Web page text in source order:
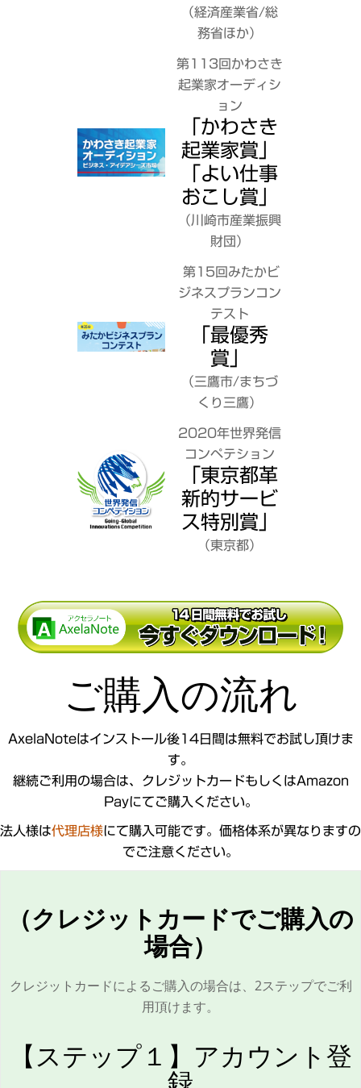
（経済産業省/総
務省ほか）
第113回かわさき
起業家オーディシ
ョン
「かわさき
起業家賞」
「よい仕事
おこし賞」
（川崎市産業振興
財団）
第15回みたかビ
ジネスプランコン
テスト
「最優秀
賞」
（三鷹市/まちづ
くり三鷹）
2020年世界発信
コンペテション
「東京都革
新的サービ
ス特別賞」
（東京都）
ご購入の流れ
AxelaNoteはインストール後14日間は無料でお試し頂けま
す。
継続ご利用の場合は、クレジットカードもしくはAmazon
Payにてご購入ください。
法人様は代理店様にて購入可能です。価格体系が異なりますの
でご注意ください。
（クレジットカードでご購入の
場合）
クレジットカードによるご購入の場合は、2ステップでご利
用頂けます。
【ステップ１】アカウント登
録